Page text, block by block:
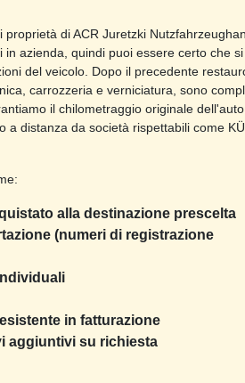
di ACR Juretzki
azienda, quindi puoi essere certo che
del veicolo. Dopo il precedente
carrozzeria e verniciatura, sono
il chilometraggio originale
a distanza da società rispettabili come
alla destinazione prescelta
(numeri di registrazione
in fatturazione
aggiuntivi su richiesta